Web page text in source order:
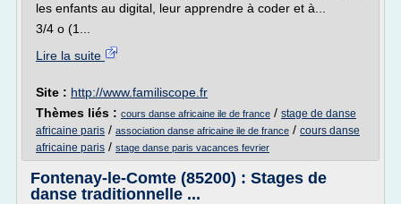
les enfants au digital, leur apprendre à coder et à...
3/4 o (1...
Lire la suite
Site : http://www.familiscope.fr
Thèmes liés : cours danse africaine ile de france / stage de danse
africaine paris / association danse africaine ile de france / cours danse
africaine paris / stage danse paris vacances fevrier
Fontenay-le-Comte (85200) : Stages de
danse traditionnelle ...